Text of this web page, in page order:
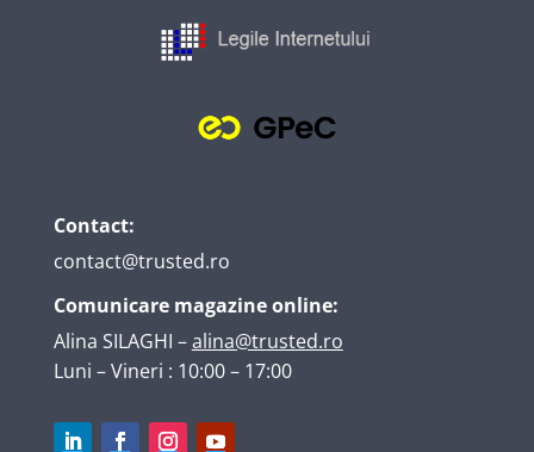
Contact:
contact@trusted.ro
Comunicare magazine online:
Alina SILAGHI –alina@trusted.ro
Luni – Vineri : 10:00 – 17:00